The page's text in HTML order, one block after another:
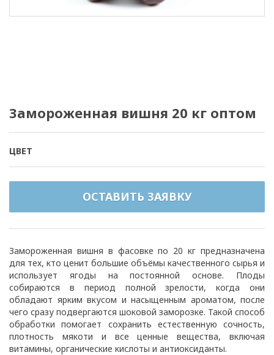
Замороженная вишня 20 кг оптом
ЦВЕТ
ОСТАВИТЬ ЗАЯВКУ
Замороженная вишня в фасовке по 20 кг предназначена
для тех, кто ценит большие объёмы качественного сырья и
использует ягоды на постоянной основе. Плоды
собираются в период полной зрелости, когда они
обладают ярким вкусом и насыщенным ароматом, после
чего сразу подвергаются шоковой заморозке. Такой способ
обработки помогает сохранить естественную сочность,
плотность мякоти и все ценные вещества, включая
витамины, органические кислоты и антиоксиданты.